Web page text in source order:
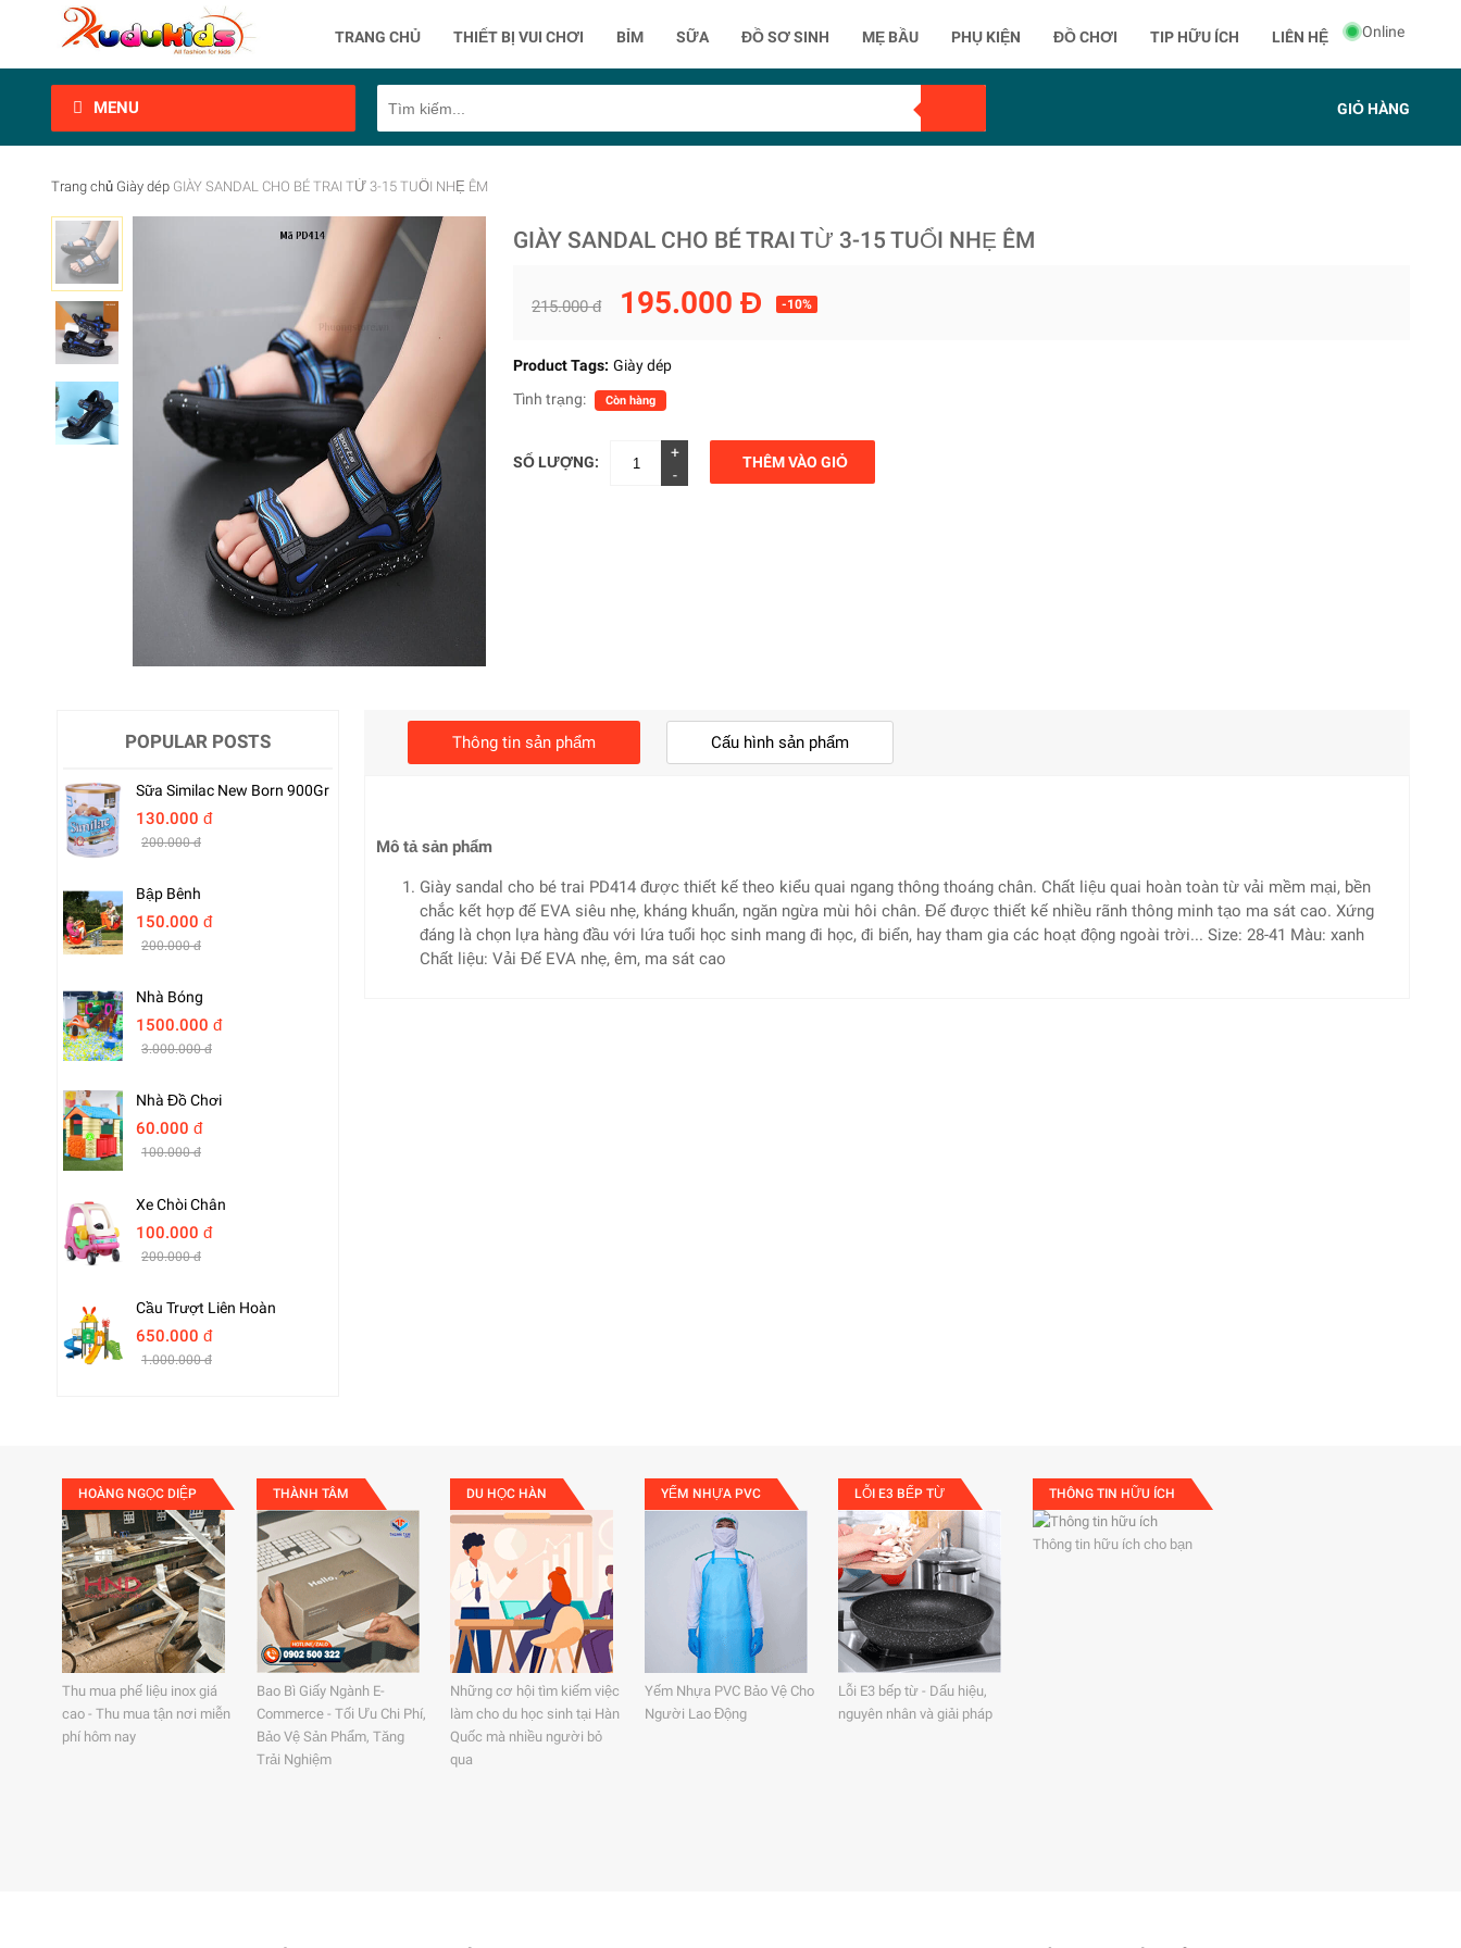
TRANG CHỦ THIẾT BỊ VUI CHƠI BỈM SỮA ĐỒ SƠ SINH MẸ BẦU PHỤ KIỆN ĐỒ CHƠI TIP HỮU ÍCH LIÊN HỆ Online
MENU GIỎ HÀNG
Trang chủ Giày dép GIÀY SANDAL CHO BÉ TRAI TỪ 3-15 TUỔI NHẸ ÊM
GIÀY SANDAL CHO BÉ TRAI TỪ 3-15 TUỔI NHẸ ÊM
215.000 đ 195.000 Đ -10%
Product Tags: Giày dép
Tình trạng:
Còn hàng
SỐ LƯỢNG:
+
-
THÊM VÀO GIỎ
Thông tin sản phẩm Cấu hình sản phẩm
Mô tả sản phẩm
Giày sandal cho bé trai PD414 được thiết kế theo kiểu quai ngang thông thoáng chân. Chất liệu quai hoàn toàn từ vải mềm mại, bền
chắc kết hợp đế EVA siêu nhẹ, kháng khuẩn, ngăn ngừa mùi hôi chân. Đế được thiết kế nhiều rãnh thông minh tạo ma sát cao. Xứng
đáng là chọn lựa hàng đầu với lứa tuổi học sinh mang đi học, đi biển, hay tham gia các hoạt động ngoài trời... Size: 28-41 Màu: xanh
Chất liệu: Vải Đế EVA nhẹ, êm, ma sát cao
POPULAR POSTS
Sữa Similac New Born 900Gr
130.000 đ
200.000 đ
Bập Bênh
150.000 đ
200.000 đ
Nhà Bóng
1500.000 đ
3.000.000 đ
Nhà Đồ Chơi
60.000 đ
100.000 đ
Xe Chòi Chân
100.000 đ
200.000 đ
Cầu Trượt Liên Hoàn
650.000 đ
1.000.000 đ
HOÀNG NGỌC DIỆP
Thu mua phế liệu inox giá
cao - Thu mua tận nơi miễn
phí hôm nay
THÀNH TÂM
Bao Bì Giấy Ngành E-
Commerce - Tối Ưu Chi Phí,
Bảo Vệ Sản Phẩm, Tăng
Trải Nghiệm
DU HỌC HÀN
Những cơ hội tìm kiếm việc
làm cho du học sinh tại Hàn
Quốc mà nhiều người bỏ
qua
YẾM NHỰA PVC
Yếm Nhựa PVC Bảo Vệ Cho
Người Lao Động
LỖI E3 BẾP TỪ
Lỗi E3 bếp từ - Dấu hiệu,
nguyên nhân và giải pháp
THÔNG TIN HỮU ÍCH
Thông tin hữu ích cho bạn